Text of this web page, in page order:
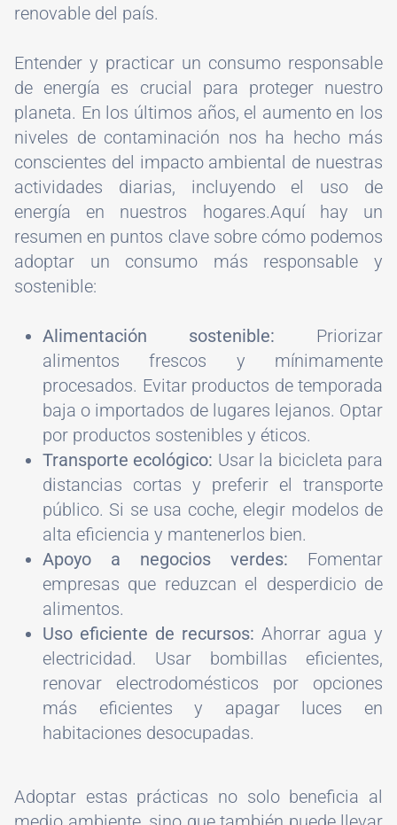
renovable del país.
Entender y practicar un consumo responsable
de energía es crucial para proteger nuestro
planeta. En los últimos años, el aumento en los
niveles de contaminación nos ha hecho más
conscientes del impacto ambiental de nuestras
actividades diarias, incluyendo el uso de
energía en nuestros hogares.Aquí hay un
resumen en puntos clave sobre cómo podemos
adoptar un consumo más responsable y
sostenible:
Alimentación sostenible: Priorizar
alimentos frescos y mínimamente
procesados. Evitar productos de temporada
baja o importados de lugares lejanos. Optar
por productos sostenibles y éticos.
Transporte ecológico: Usar la bicicleta para
distancias cortas y preferir el transporte
público. Si se usa coche, elegir modelos de
alta eficiencia y mantenerlos bien.
Apoyo a negocios verdes: Fomentar
empresas que reduzcan el desperdicio de
alimentos.
Uso eficiente de recursos: Ahorrar agua y
electricidad. Usar bombillas eficientes,
renovar electrodomésticos por opciones
más eficientes y apagar luces en
habitaciones desocupadas.
Adoptar estas prácticas no solo beneficia al